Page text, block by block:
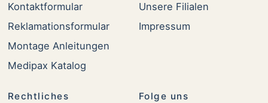
Kontaktformular
Reklamationsformular
Montage Anleitungen
Medipax Katalog
Unsere Filialen
Impressum
Rechtliches Folge uns